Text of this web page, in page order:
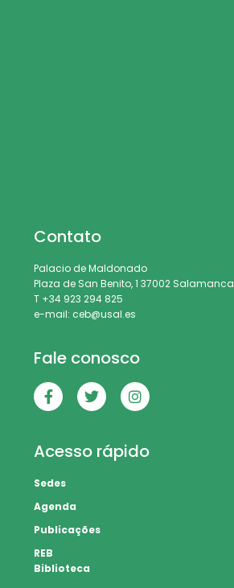
Contato
Palacio de Maldonado
Plaza de San Benito, 1 37002 Salamanca
T +34 923 294 825
e-mail: ceb@usal.es
Fale conosco
Acesso rápido
Sedes
Agenda
Publicações
REB
Biblioteca